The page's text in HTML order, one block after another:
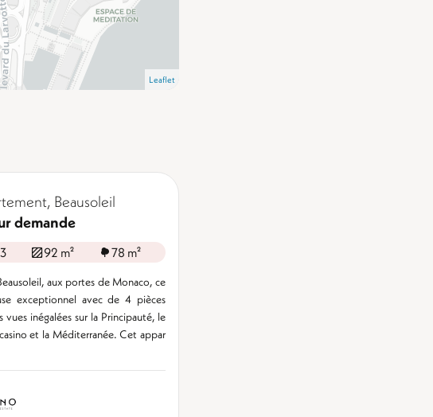
Leaflet
Beausoleil
demande
3 92 m² 78 m²
aux portes de Monaco, ce
exceptionnel avec de 4 pièces
vues inégalées sur la Principauté, le
et la Méditerranée. Cet appar